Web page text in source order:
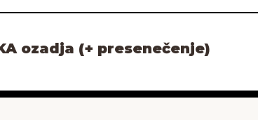
ozadja (+ presenečenje)